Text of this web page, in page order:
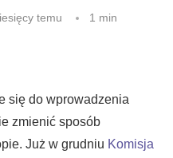
temu 1 min
się do wprowadzenia
zmienić sposób
Już w grudniu Komisja